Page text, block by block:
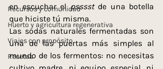
Recursos y comunidad
Huerto y agricultura regenerativa
Viajes con propósito
Recetas
en escuchar el psssst de una botella
que hiciste tú misma.
Las sodas naturales fermentadas son
una de las puertas más simples al
mundo de los fermentos: no necesitas